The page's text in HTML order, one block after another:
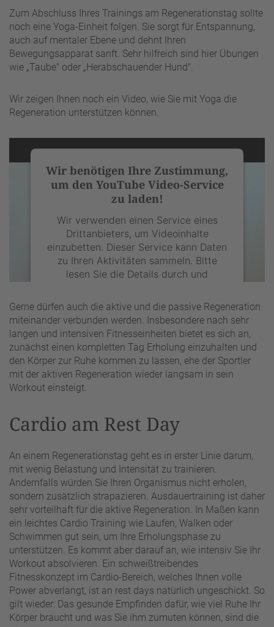
Zum Abschluss Ihres Trainings am Regenerationstag sollte
noch eine Yoga-Einheit folgen. Sie sorgt für Entspannung,
auch auf mentaler Ebene und dehnt Ihren
Bewegungsapparat sanft. Sehr hilfreich sind hier Übungen
wie „Taube" oder „Herabschauender Hund".
Wir zeigen Ihnen noch ein Video, wie Sie mit Yoga die
Regeneration unterstützen können.
Wir benötigen Ihre Zustimmung,
um den YouTube Video-Service
zu laden!
Wir verwenden einen Service eines
Drittanbieters, um Videoinhalte
einzubetten. Dieser Service kann Daten
zu Ihren Aktivitäten sammeln. Bitte
lesen Sie die Details durch und
zu, um dieses Video anzusehen.
Mehr Informationen
Akzeptieren
powered by
Gerne dürfen auch die aktive und die passive Regeneration
miteinander verbunden werden. Insbesondere nach sehr
langen und intensiven Fitnesseinheiten bietet es sich an,
zunächst einen kompletten Tag Erholung einzuhalten und
den Körper zur Ruhe kommen zu lassen, ehe der Sportler
mit der aktiven Regeneration wieder langsam in sein
Workout einsteigt.
Cardio am Rest Day
An einem Regenerationstag geht es in erster Linie darum,
mit wenig Belastung und Intensität zu trainieren.
Andernfalls würden Sie Ihren Organismus nicht erholen,
sondern zusätzlich strapazieren. Ausdauertraining ist daher
sehr vorteilhaft für die aktive Regeneration. In Maßen kann
ein leichtes Cardio Training wie Laufen, Walken oder
Schwimmen gut sein, um Ihre Erholungsphase zu
unterstützen. Es kommt aber darauf an, wie intensiv Sie Ihr
Workout absolvieren. Ein schweißtreibendes
Fitnesskonzept im Cardio-Bereich, welches Ihnen volle
Power abverlangt, ist an rest days natürlich ungeschickt. So
gilt wieder: Das gesunde Empfinden dafür, wie viel Ruhe Ihr
Körper braucht und was Sie ihm zumuten können, sind die